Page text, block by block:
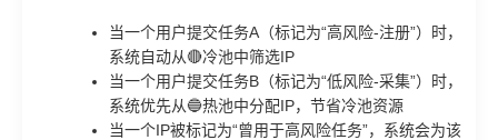
当一个用户提交任务A（标记为“高风险-注册”）时，
系统自动从🔴冷池中筛选IP
当一个用户提交任务B（标记为“低风险-采集”）时，
系统优先从🔵热池中分配IP，节省冷池资源
当一个IP被标记为“曾用于高风险任务”，系统会为该